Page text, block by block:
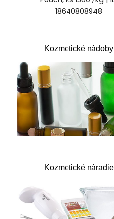
Kozmetické nádoby
Kozmetické náradie